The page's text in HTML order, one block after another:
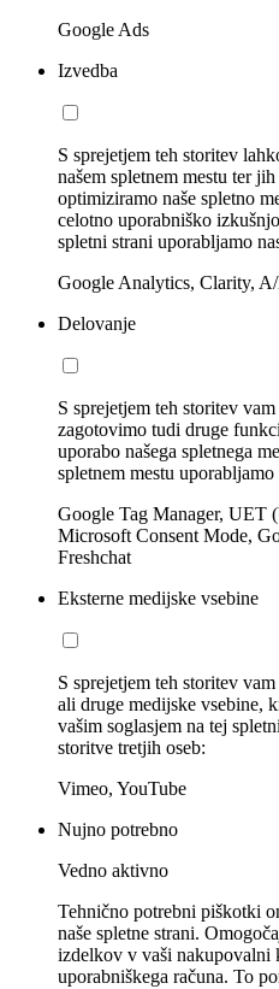
Google Ads
Izvedba
S sprejetjem teh storitev
našem spletnem mestu ter
optimiziramo naše spletno
celotno uporabniško
spletni strani uporabljamo
Google Analytics, Clarity,
Delovanje
S sprejetjem teh storitev
zagotovimo tudi druge
uporabo našega spletnega
spletnem mestu
Google Tag Manager, UET
Microsoft Consent Mode,
Freshchat
Eksterne medijske vsebine
S sprejetjem teh storitev
ali druge medijske vsebine,
vašim soglasjem na tej
storitve tretjih oseb:
Vimeo, YouTube
Nujno potrebno
Vedno aktivno
Tehnično potrebni piškotki
naše spletne strani.
izdelkov v vaši nakupovalni
uporabniškega računa. To